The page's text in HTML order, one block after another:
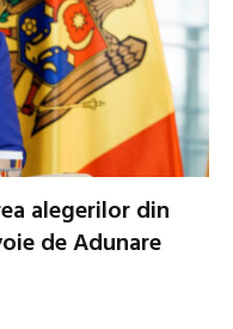
alegerilor din
de Adunare